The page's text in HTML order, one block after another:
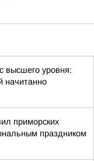
высшего уровня:
начитанно
приморских
праздником